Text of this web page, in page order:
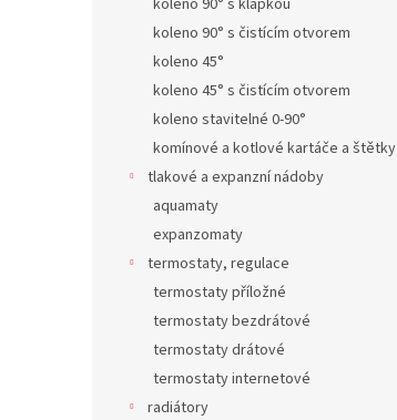
koleno 90° s klapkou
koleno 90° s čistícím otvorem
koleno 45°
koleno 45° s čistícím otvorem
koleno stavitelné 0-90°
komínové a kotlové kartáče a štětky
tlakové a expanzní nádoby
aquamaty
expanzomaty
termostaty, regulace
termostaty příložné
termostaty bezdrátové
termostaty drátové
termostaty internetové
radiátory